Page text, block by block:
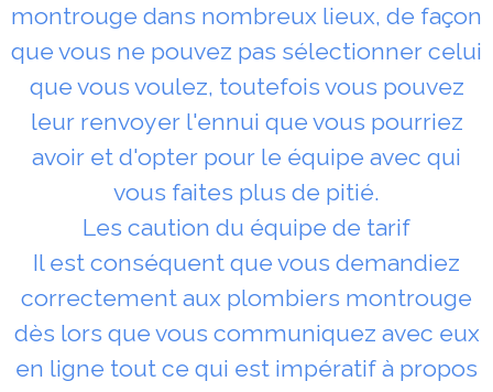
montrouge dans nombreux lieux, de façon
que vous ne pouvez pas sélectionner celui
que vous voulez, toutefois vous pouvez
leur renvoyer l'ennui que vous pourriez
avoir et d'opter pour le équipe avec qui
vous faites plus de pitié.
Les caution du équipe de tarif
Il est conséquent que vous demandiez
correctement aux plombiers montrouge
dès lors que vous communiquez avec eux
en ligne tout ce qui est impératif à propos